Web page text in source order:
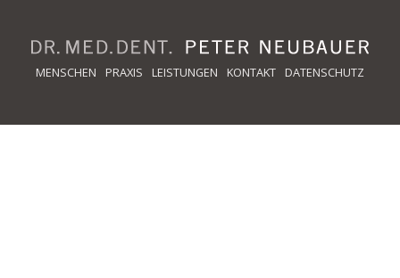
überspringen
MENSCHEN PRAXIS LEISTUNGEN KONTAKT DATENSCHUTZ